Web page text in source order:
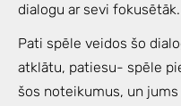
dialogu ar sevi fokusētāk.
Pati spēle veidos šo
atklātu, patiesu- spēle
šos noteikumus, un jums